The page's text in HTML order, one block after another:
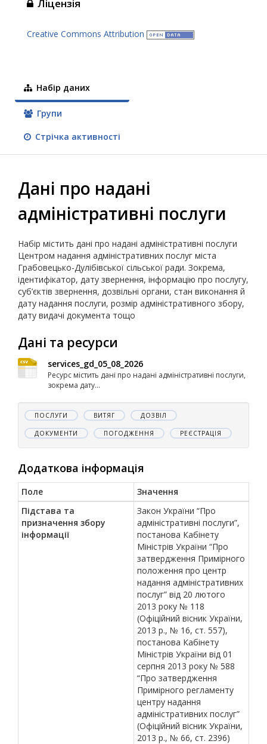
Ліцензія
Creative Commons Attribution
Набір даних
Групи
Стрічка активності
Дані про надані
адміністративні послуги
Набір містить дані про надані адміністративні послуги
Центром надання адміністративних послуг міста
Грабовецько-Дулібівської сільської ради. Зокрема,
ідентифікатор, дату звернення, інформацію про послугу,
суб’єктів звернення, дозвільні органи, стан виконання й
дату надання послуги, розмір адміністративного збору,
дату видачі документа тощо
Дані та ресурси
services_gd_05_08_2026
Ресурс містить дані про надані адміністративні послуги,
зокрема дату...
ПОСЛУГИ ВИТЯГ ДОЗВІЛ
ДОКУМЕНТИ ПОГОДЖЕННЯ РЕЄСТРАЦІЯ
Додаткова інформація
Поле
Значення
Підстава та
призначення збору
інформації
Закон України “Про
адміністративні послуги”,
постанова Кабінету
Міністрів України “Про
затвердження Примірного
положення про центр
надання адміністративних
послуг” від 20 лютого
2013 року № 118
(Офіційний вісник України,
2013 р., № 16, ст. 557),
постанова Кабінету
Міністрів України від 01
серпня 2013 року № 588
“Про затвердження
Примірного регламенту
центру надання
адміністративних послуг”
(Офіційний вісник України,
2013 р., № 66, ст. 2396)